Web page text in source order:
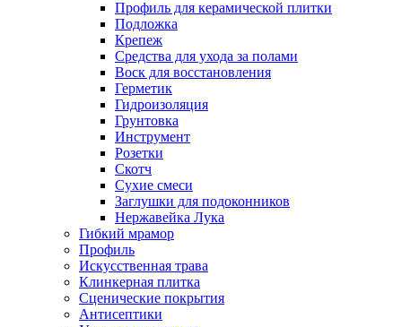
Профиль для керамической плитки
Подложка
Крепеж
Средства для ухода за полами
Воск для восстановления
Герметик
Гидроизоляция
Грунтовка
Инструмент
Розетки
Скотч
Сухие смеси
Заглушки для подоконников
Нержавейка Лука
Гибкий мрамор
Профиль
Искусственная трава
Клинкерная плитка
Сценические покрытия
Антисептики